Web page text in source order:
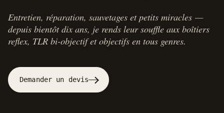
Entretien, réparation, sauvetages et petits miracles —
depuis bientôt dix ans, je rends leur souffle aux boîtiers
reflex, TLR bi-objectif et objectifs en tous genres.
Demander un devis